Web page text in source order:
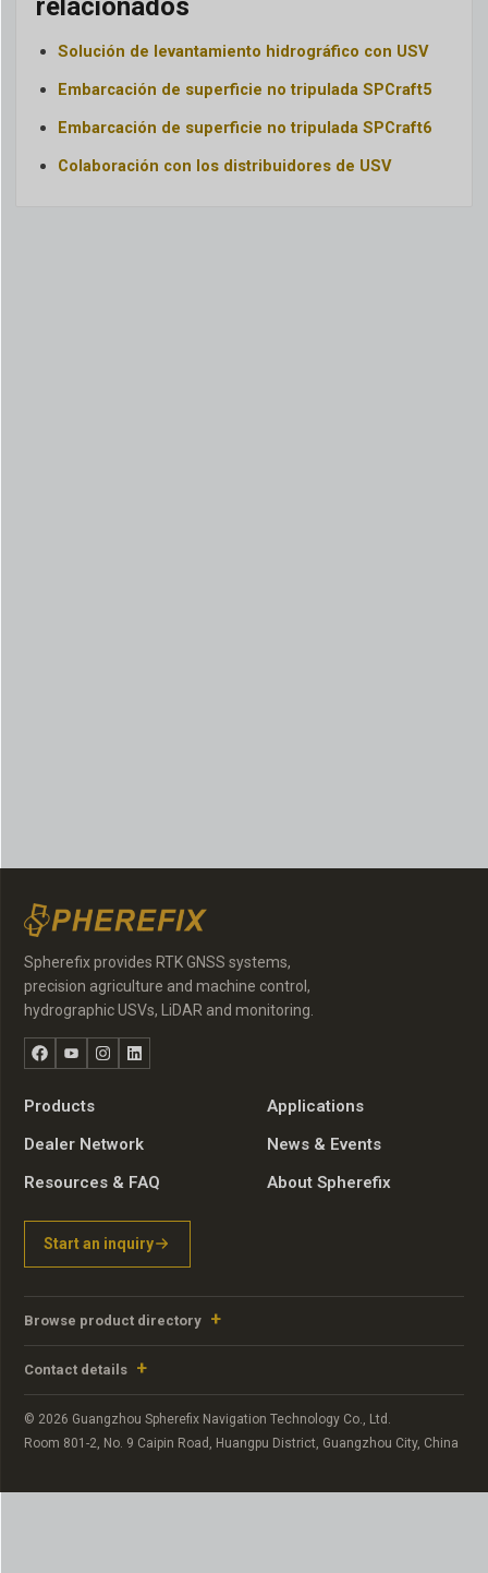
relacionados
Solución de levantamiento hidrográfico con USV
Embarcación de superficie no tripulada SPCraft5
Embarcación de superficie no tripulada SPCraft6
Colaboración con los distribuidores de USV
Spherefix provides RTK GNSS systems,
precision agriculture and machine control,
hydrographic USVs, LiDAR and monitoring.
FacebookYouTubeInstagram
LinkedIn
Products
Applications
Dealer Network
News & Events
Resources & FAQ
About Spherefix
Start an inquiry
Browse product directory
Contact details
© 2026 Guangzhou Spherefix Navigation Technology Co., Ltd.
Room 801-2, No. 9 Caipin Road, Huangpu District, Guangzhou City, China